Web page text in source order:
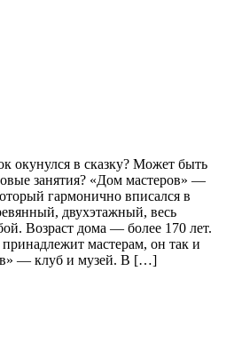
окунулся в сказку? Может быть
занятия? «Дом мастеров» —
гармонично вписался в
двухэтажный, весь
Возраст дома — более 170 лет.
мастерам, он так и
— клуб и музей. В […]